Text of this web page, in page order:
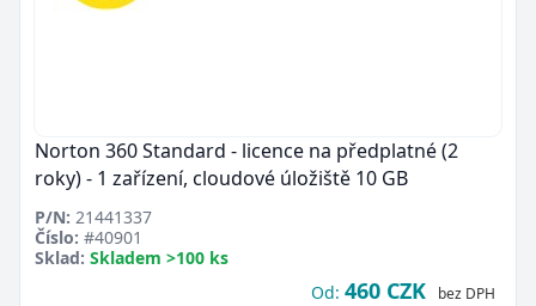
Norton 360 Standard - licence na předplatné (2
roky) - 1 zařízení, cloudové úložiště 10 GB
P/N: 21441337
Číslo: #40901
Sklad: Skladem >100 ks
Od: 460 CZK bez DPH